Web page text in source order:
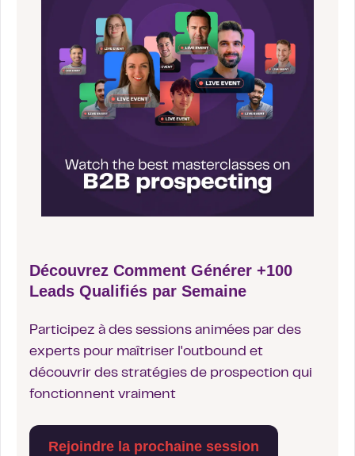
Découvrez Comment Générer +100
Leads Qualifiés par Semaine
Participez à des sessions animées par des
experts pour maîtriser l'outbound et
découvrir des stratégies de prospection qui
fonctionnent vraiment
Rejoindre la prochaine session